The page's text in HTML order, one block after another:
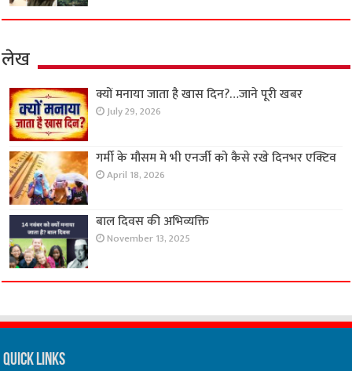
लेख
क्यों मनाया जाता है खास दिन?…जाने पूरी खबर
July 29, 2026
गर्मी के मौसम मे भी एनर्जी को कैसे रखे दिनभर एक्टिव
April 18, 2026
बाल दिवस की अभिव्यक्ति
November 13, 2025
Quick Links